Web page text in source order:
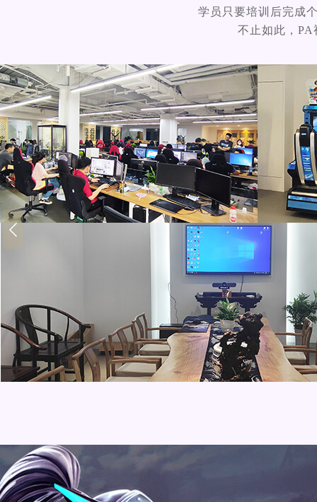
学员只要培训后完成
不止如此，